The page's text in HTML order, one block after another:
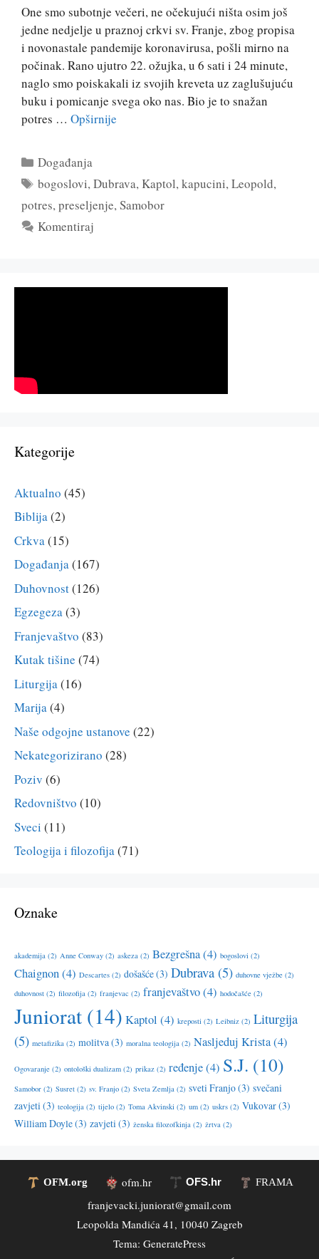
One smo subotnje večeri, ne očekujući ništa osim još
jedne nedjelje u praznoj crkvi sv. Franje, zbog propisa
i novonastale pandemije koronavirusa, pošli mirno na
počinak. Rano ujutro 22. ožujka, u 6 sati i 24 minute,
naglo smo poiskakali iz svojih kreveta uz zaglušujuću
buku i pomicanje svega oko nas. Bio je to snažan
potres … Opširnije
Kategorije
Događanja
Oznake
bogoslovi,Dubrava,Kaptol,kapucini,Leopold,
potres,preseljenje,Samobor
Komentiraj
Kategorije
Aktualno (45)
Biblija(2)
Crkva(15)
Događanja(167)
Duhovnost(126)
Egzegeza(3)
Franjevaštvo (83)
Kutak tišine (74)
Liturgija(16)
Marija(4)
Naše odgojne ustanove (22)
Nekategorizirano (28)
Poziv (6)
Redovništvo (10)
Sveci (11)
Teologija i filozofija(71)
Oznake
akademija (2) Anne Conway (2) askeza (2) Bezgrešna(4) bogoslovi (2)
Chaignon(4) Descartes (2) došašće(3) Dubrava (5) duhovne vježbe (2)
duhovnost (2) filozofija (2) franjevac (2) franjevaštvo(4) hodočašće (2)
Juniorat (14) Kaptol (4) kreposti (2) Leibniz (2) Liturgija
(5) metafizika (2) molitva(3) moralna teologija (2) Nasljeduj Krista(4)
Ogovaranje (2) ontološki dualizam (2) prikaz (2) ređenje(4) S.J. (10)
Samobor (2) Susret (2) sv. Franjo (2) Sveta Zemlja (2) sveti Franjo(3) svečani
zavjeti(3) teologija (2) tijelo (2) Toma Akvinski (2) um (2) uskrs (2) Vukovar(3)
William Doyle(3) zavjeti(3) ženska filozofkinja (2) žrtva (2)
OFM.org ofm.hr OFS.hr FRAMA
franjevacki.juniorat@gmail.com
Leopolda Mandića 41, 10040 Zagreb
Tema: GeneratePress